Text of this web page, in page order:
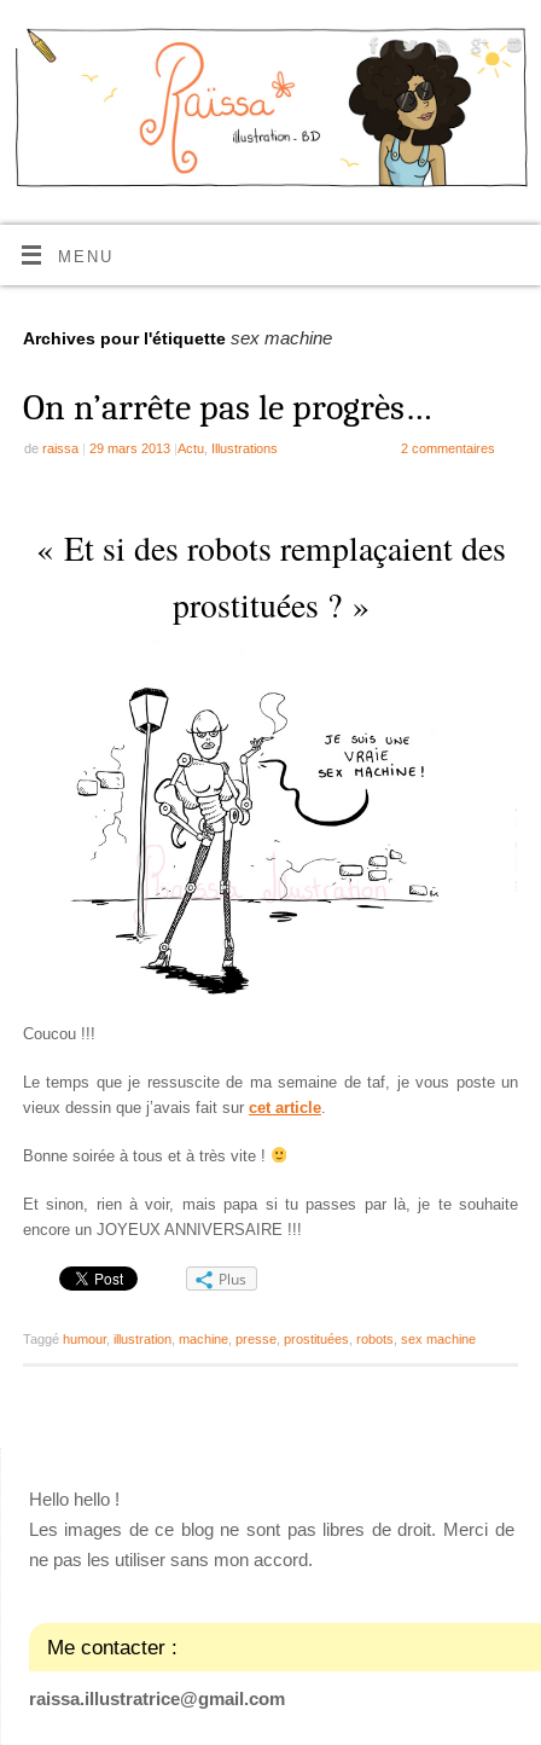
MENU
Archives pour l'étiquette sex machine
On n’arrête pas le progrès…
de raissa | 29 mars 2013 |Actu, Illustrations 2 commentaires
« Et si des robots remplaçaient des
prostituées ? »
Coucou !!!
Le temps que je ressuscite de ma semaine de taf, je vous poste un
vieux dessin que j’avais fait sur cet article.
Bonne soirée à tous et à très vite !
Et sinon, rien à voir, mais papa si tu passes par là, je te souhaite
encore un JOYEUX ANNIVERSAIRE !!!
Plus
Taggé humour, illustration, machine, presse, prostituées robots sex machine
Hello hello !
Les images de ce blog ne sont pas libres de droit. Merci de
ne pas les utiliser sans mon accord.
Me contacter :
raissa.illustratrice@gmail.com